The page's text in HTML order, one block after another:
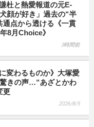
杜と熱愛報道の元E-
顔が好き」過去の“半
通点から透ける《一貫
8月Choice》
3時間前
変わるものか》大塚愛
きの声…“あざとかわ
更
2026/8/5